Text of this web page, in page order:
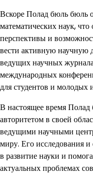
Вскоре Полад бюль бюль
математических наук,
перспективы и
вести активную научную
ведущих научных
международных
для студентов и молодых
В настоящее время
авторитетом в своей
ведущими научными
миру. Его исследования
в развитие науки и
актуальных проблемах